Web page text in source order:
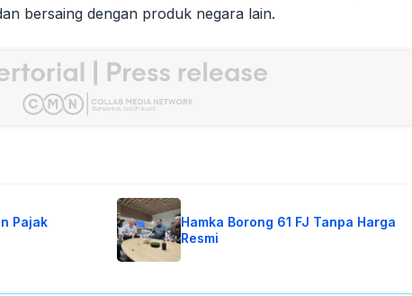
bersaing dengan produk negara lain.
Pajak
Hamka Borong 61 FJ Tanpa Harga
Resmi